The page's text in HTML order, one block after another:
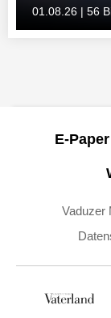
01.08.26 | 56
E-Paper
Vaduzer